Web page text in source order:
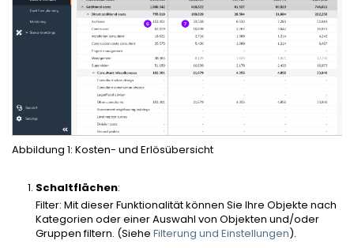
Abbildung 1: Kosten- und Erlösübersicht
Schaltflächen:
Filter: Mit dieser Funktionalität können Sie Ihre Objekte nach
Kategorien oder einer Auswahl von Objekten und/oder
Gruppen filtern. (Siehe Filterung und Einstellungen).